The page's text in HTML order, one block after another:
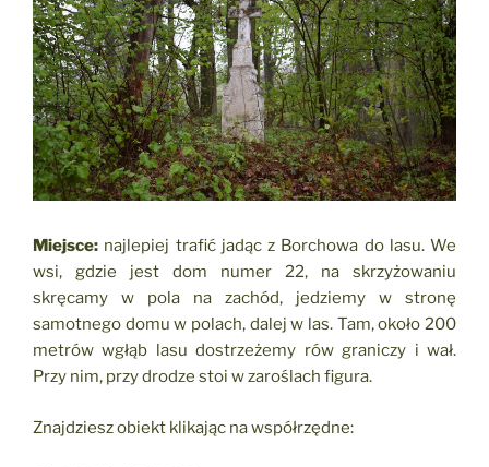
Miejsce: najlepiej trafić jadąc z Borchowa do lasu. We
wsi, gdzie jest dom numer 22, na skrzyżowaniu
skręcamy w pola na zachód, jedziemy w stronę
samotnego domu w polach, dalej w las. Tam, około 200
metrów wgłąb lasu dostrzeżemy rów graniczy i wał.
Przy nim, przy drodze stoi w zaroślach figura.
Znajdziesz obiekt klikając na współrzędne: